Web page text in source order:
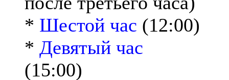
* Шестой час (12:00)
* Девятый час
(15:00)